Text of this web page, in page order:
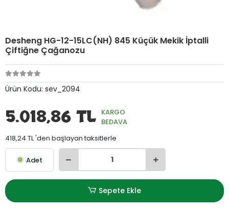
Desheng HG-12-15LC(NH) 845 Küçük Mekik İptalli
Çiftiğne Çağanozu
Ürün Kodu: sev_2094
5.018,86 TL KARGO
BEDAVA
418,24 TL 'den başlayan taksitlerle
Adet
Sepete Ekle